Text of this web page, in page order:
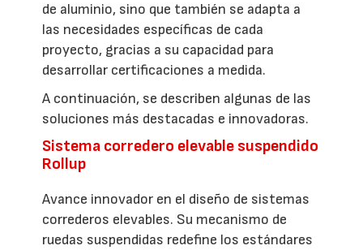
de aluminio, sino que también se adapta a
las necesidades específicas de cada
proyecto, gracias a su capacidad para
desarrollar certificaciones a medida.
A continuación, se describen algunas de las
soluciones más destacadas e innovadoras.
Sistema corredero elevable suspendido
Rollup
Avance innovador en el diseño de sistemas
correderos elevables. Su mecanismo de
ruedas suspendidas redefine los estándares